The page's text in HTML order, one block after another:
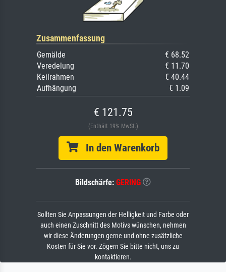
Zusammenfassung
Gemälde
€ 68.52
Veredelung
€ 11.70
Keilrahmen
€ 40.44
Aufhängung
€ 1.09
€ 121.75
(Enthält 19% MwSt.)
In den Warenkorb
Bildschärfe: GERING
Sollten Sie Anpassungen der Helligkeit und Farbe oder
auch einen Zuschnitt des Motivs wünschen, nehmen
wir diese Änderungen gerne und ohne zusätzliche
Kosten für Sie vor. Zögern Sie bitte nicht, uns zu
kontaktieren.